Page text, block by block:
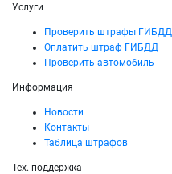
Услуги
Проверить штрафы ГИБДД
Оплатить штраф ГИБДД
Проверить автомобиль
Информация
Новости
Контакты
Таблица штрафов
Тех. поддержка